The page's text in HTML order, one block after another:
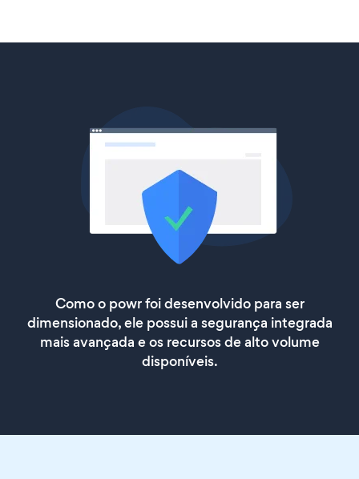
Como o powr foi desenvolvido para ser
dimensionado, ele possui a segurança integrada
mais avançada e os recursos de alto volume
disponíveis.